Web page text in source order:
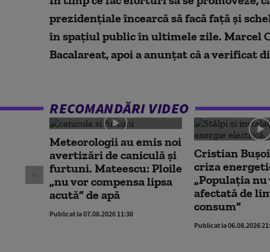
prezidențiale încearcă să facă față și
în spațiul public în ultimele zile. Marcel
Bacalareat, apoi a anunțat că a verificat
RECOMANDĂRI VIDEO
Meteorologii au emis noi
avertizări de caniculă și
furtuni. Mateescu: Ploile
„nu vor compensa lipsa
acută” de apă
Publicat la 07.08.2026 11:38
Cristian
criza
„Populația nu
afectată de
consum”
Publicat la 06.08.2026